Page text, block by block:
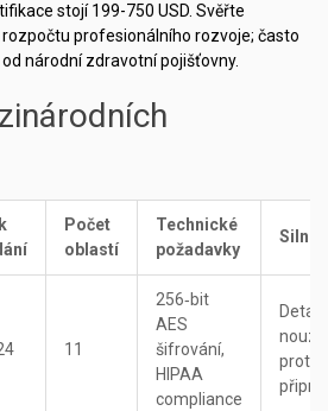
stojí 199-750 USD. Svěřte
profesionálního rozvoje; často
národní zdravotní pojišťovny.
Počet
oblastí
Technické
požadavky
Silné
11
256‑bit
AES
šifrování,
HIPAA
compliance